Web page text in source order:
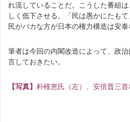
れ流していることだ。こうした番組
しく低下させる。「民は愚かにたも
民がバカな方が日本の権力構造は安泰
筆者は今回の内閣改造によって、政
言しておきたい。
【写真】 朴槿恵氏（左）、安倍晋三首